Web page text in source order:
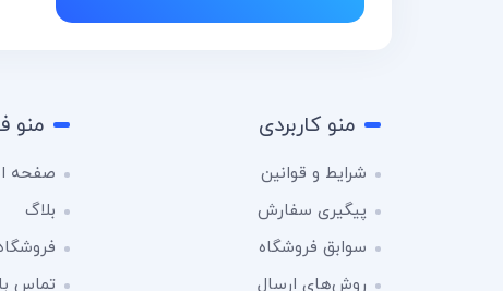
منو کاربردی
شرایط و قوانین
پیگیری سفارش
سوابق فروشگاه
روش‌های ارسال
منو
صفحه
بلاگ
تماس